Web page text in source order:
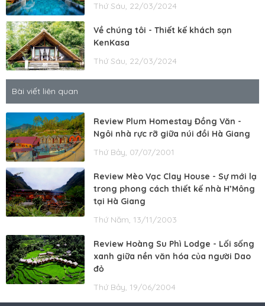
Thứ Sáu, 22/03/2024
Về chúng tôi - Thiết kế khách sạn
KenKasa
Thứ Sáu, 22/03/2024
Bài viết liên quan
Review Plum Homestay Đồng Văn -
Ngôi nhà rực rỡ giữa núi đồi Hà Giang
Thứ Bảy, 07/07/2001
Review Mèo Vạc Clay House - Sự mới lạ
trong phong cách thiết kế nhà H’Mông
tại Hà Giang
Thứ Năm, 13/11/2003
Review Hoàng Su Phì Lodge - Lối sống
xanh giữa nền văn hóa của người Dao
đỏ
Thứ Bảy, 19/06/2004